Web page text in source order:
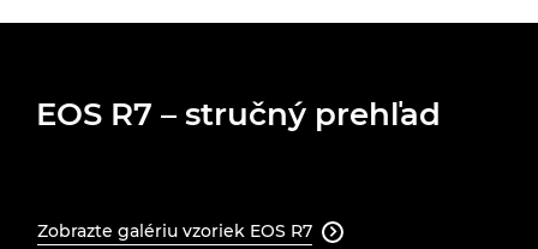
EOS R7 – stručný prehľad
Zobrazte galériu vzoriek EOS R7 